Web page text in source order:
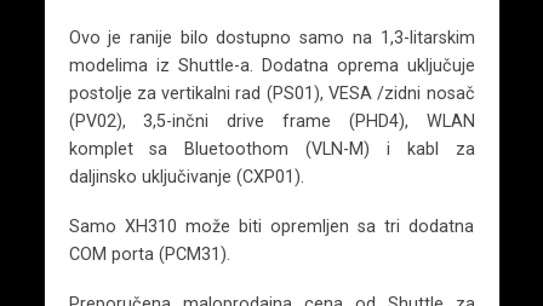
Ovo je ranije bilo dostupno samo na 1,3-litarskim
modelima iz Shuttle-a. Dodatna oprema uključuje
postolje za vertikalni rad (PS01), VESA /zidni nosač
(PV02), 3,5-inčni drive frame (PHD4), WLAN
komplet sa Bluetoothom (VLN-M) i kabl za
daljinsko uključivanje (CXP01).
Samo XH310 može biti opremljen sa tri dodatna
COM porta (PCM31).